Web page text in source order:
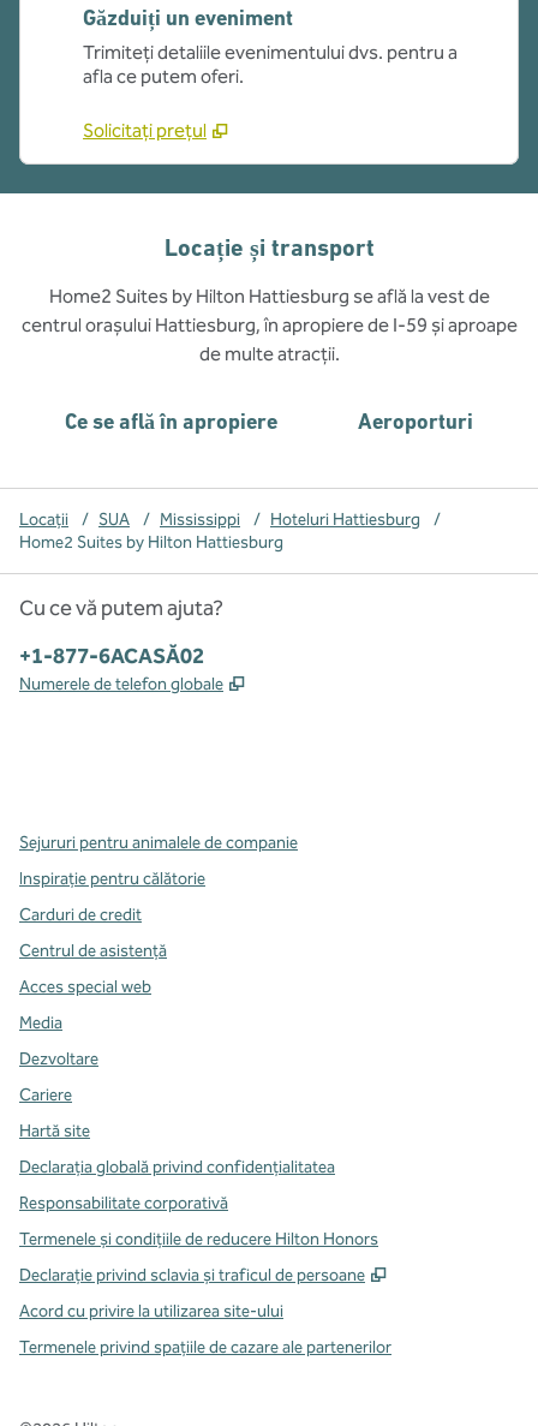
Găzduiți un eveniment
Trimiteți detaliile evenimentului dvs. pentru a
afla ce putem oferi.
Solicitați prețul
Locație și transport
Home2 Suites by Hilton Hattiesburg se află la vest de
centrul orașului Hattiesburg, în apropiere de I-59 și aproape
de multe atracții.
Ce se află în apropiere Aeroporturi
Locații / SUA / Mississippi / Hoteluri Hattiesburg
/
Home2 Suites by Hilton Hattiesburg
Cu ce vă putem ajuta?
Telefon:
+1-877-6ACASĂ02
Numerele de telefon globale ,
Sejururi pentru animalele de companie
Inspirație pentru călătorie
Carduri de credit
Centrul de asistență
Acces special web
Media
Dezvoltare
Cariere
Hartă site
Declarația globală privind confidenţialitatea
Responsabilitate corporativă
Termenele și condițiile de reducere Hilton Honors
Declarație privind sclavia și traficul de persoane
,
Acord cu privire la utilizarea site-ului
Termenele privind spațiile de cazare ale partenerilor